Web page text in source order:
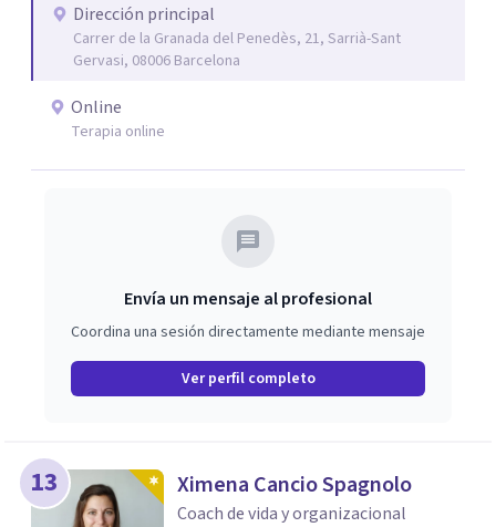
Psicología Clínica y de la Salud.
Dirección principal
Carrer de la Granada del Penedès, 21, Sarrià-Sant
Gervasi, 08006 Barcelona
Online
Terapia online
Envía un mensaje al profesional
Coordina una sesión directamente mediante mensaje
Ver perfil completo
13 Ximena Cancio Spagnolo
Coach de vida y organizacional